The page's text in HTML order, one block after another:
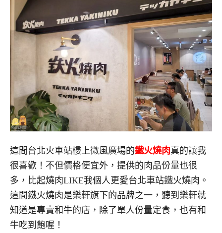
這間台北火車站樓上微風廣場的鐵火燒肉 真的讓我
很喜歡！不但價格便宜外，提供的肉品份量也很
多，比起燒肉LIKE我個人更愛台北車站鐵火燒肉。
這間鐵火燒肉是樂軒旗下的品牌之一，聽到樂軒就
知道是專賣和牛的店，除了單人份量定食，也有和
牛吃到飽喔！